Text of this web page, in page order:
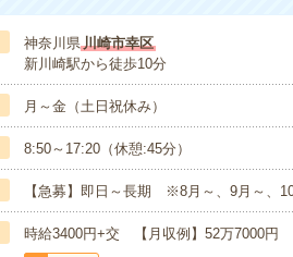
神奈川県川崎市幸区
新川崎駅から徒歩10分
月～金（土日祝休み）
8:50～17:20（休憩:45分）
【急募】即日～長期 ※8月～、9月～、
時給3400円+交 【月収例】52万7000円